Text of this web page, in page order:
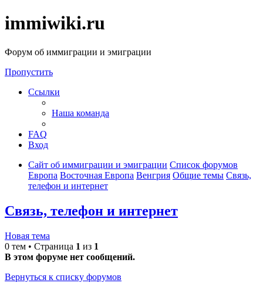
immiwiki.ru
Форум об иммиграции и эмиграции
Пропустить
Ссылки
Наша команда
FAQ
Вход
Сайт об иммиграции и эмиграции Список форумов
Европа Восточная Европа Венгрия Общие темы Связь,
телефон и интернет
Связь, телефон и интернет
Новая тема
0 тем • Страница 1 из 1
В этом форуме нет сообщений.
Вернуться к списку форумов